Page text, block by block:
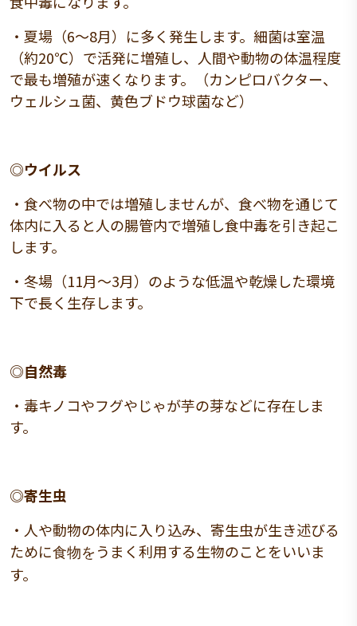
・夏場（6～8月）に多く発生します。細菌は室温
（約20℃）で活発に増殖し、人間や動物の体温程度
で最も増殖が速くなります。（カンピロバクター、
ウェルシュ菌、黄色ブドウ球菌など）
◎ウイルス
・食べ物の中では増殖しませんが、食べ物を通じて
体内に入ると人の腸管内で増殖し食中毒を引き起こ
します。
・冬場（11月～3月）のような低温や乾燥した環境
下で長く生存します。
◎自然毒
・毒キノコやフグやじゃが芋の芽などに存在しま
す。
◎寄生虫
・人や動物の体内に入り込み、寄生虫が生き述びる
ために食物を うまく利用する生物のことをいいま
す。